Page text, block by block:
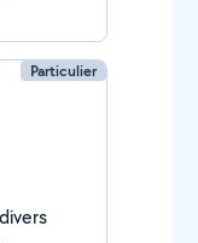
Particulier